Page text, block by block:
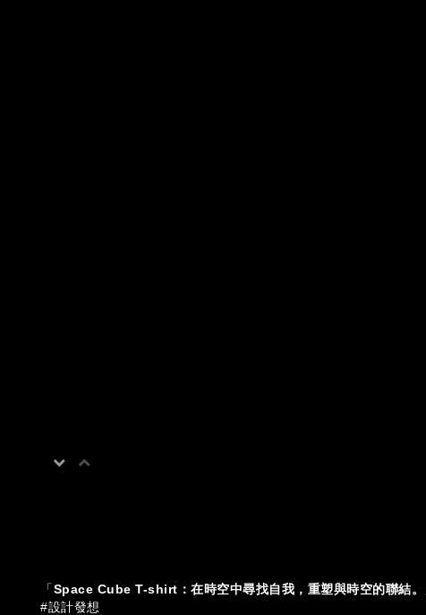
「Space Cube T-shirt：在時空中尋找自我，重塑與時空的聯結。
#設計發想